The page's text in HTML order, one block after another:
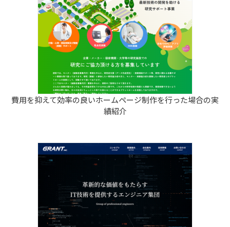
費用を抑えて効率の良いホームページ制作を行った場合の実
績紹介